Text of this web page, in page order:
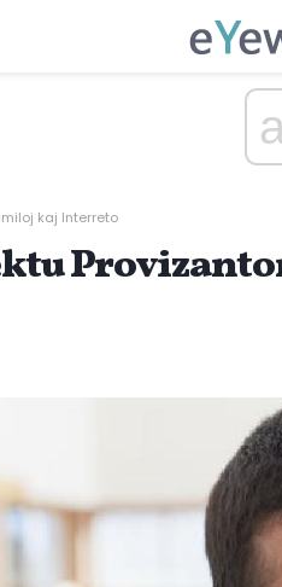
kaj Interreto